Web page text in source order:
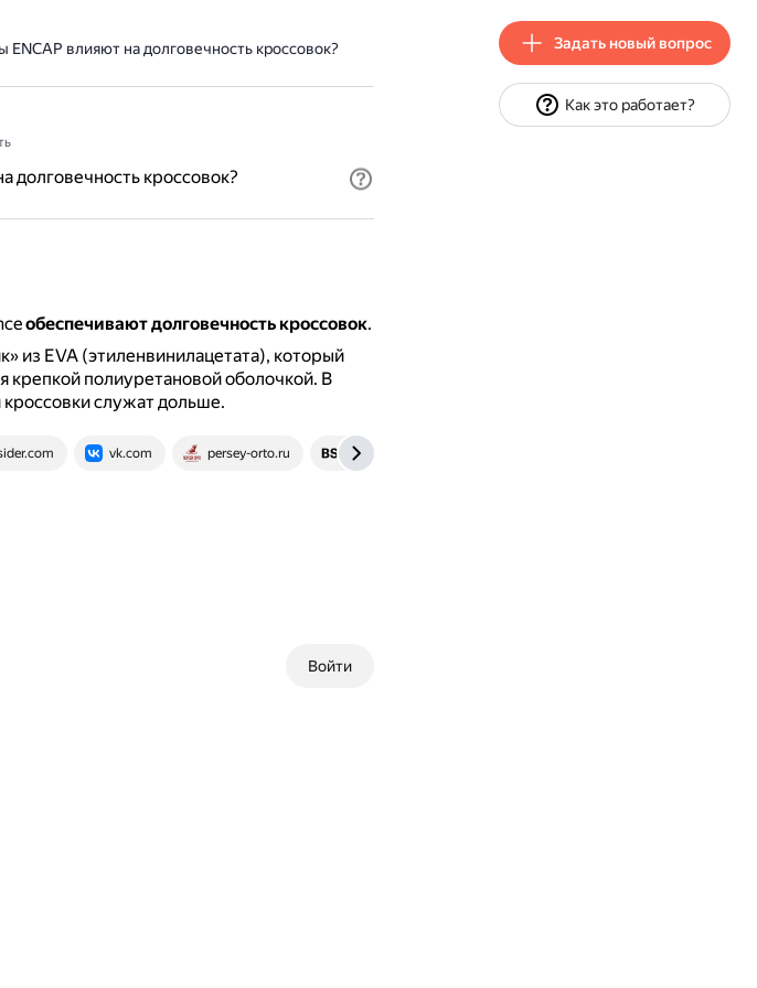
ENCAP влияют на долговечность кроссовок?
долговечность кроссовок?
обеспечивают долговечность кроссовок.
из EVA (этиленвинилацетата), который
крепкой полиуретановой оболочкой. В
кроссовки служат дольше.
vk.com persey-orto.ru brandshop.ru
Войти
Задать новый вопрос
Как это работает?